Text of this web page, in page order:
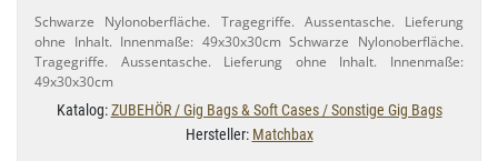
Schwarze Nylonoberfläche. Tragegriffe. Aussentasche. Lieferung
ohne Inhalt. Innenmaße: 49x30x30cm Schwarze Nylonoberfläche.
Tragegriffe. Aussentasche. Lieferung ohne Inhalt. Innenmaße:
49x30x30cm
Katalog:ZUBEHÖR / Gig Bags & Soft Cases / Sonstige Gig Bags
Hersteller: Matchbax